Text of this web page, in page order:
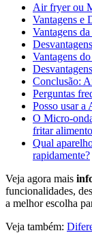
Air fryer ou
Vantagens e
Vantagens
Vantagens
Conclusão:
Perguntas
Posso usar a
O Micro-
fritar
Qual
rapidamente?
Veja agora mais
funcionalidades,
a melhor escolha
Veja também: